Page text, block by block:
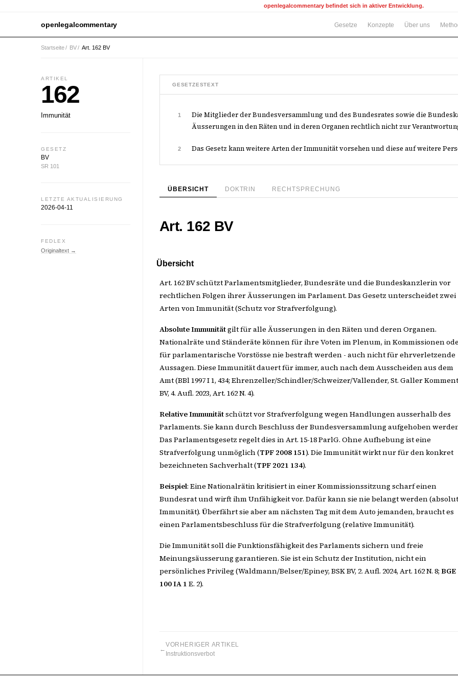
openlegalcommentary befindet sich in aktiver Entwicklung.
openlegalcommentary Gesetze Konzepte Über uns
Startseite/ BV/ Art. 162 BV
ARTIKEL
162
Immunität
GESETZ
BV
SR 101
LETZTE AKTUALISIERUNG
2026-04-11
FEDLEX
Originaltext →
GESETZESTEXT
1
Die Mitglieder der Bundesversammlung und des Bundesrates sowie die
Äusserungen in den Räten und in deren Organen rechtlich nicht zur
2 Das Gesetz kann weitere Arten der Immunität vorsehen und diese auf weitere
ÜBERSICHT DOKTRIN RECHTSPRECHUNG
Art. 162 BV
Übersicht
Art. 162 BV schützt Parlamentsmitglieder, Bundesräte und die Bundeskanzlerin vor
rechtlichen Folgen ihrer Äusserungen im Parlament. Das Gesetz unterscheidet zwei
Arten von Immunität (Schutz vor Strafverfolgung).
Absolute Immunitätgilt für alle Äusserungen in den Räten und deren Organen.
Nationalräte und Ständeräte können für ihre Voten im Plenum, in Kommissionen
für parlamentarische Vorstösse nie bestraft werden - auch nicht für ehrverletzende
Aussagen. Diese Immunität dauert für immer, auch nach dem Ausscheiden aus dem
Amt (BBl 1997 I 1, 434; Ehrenzeller/Schindler/Schweizer/Vallender, St. Galler
BV, 4. Aufl. 2023, Art. 162 N. 4).
Relative Immunitätschützt vor Strafverfolgung wegen Handlungen ausserhalb des
Parlaments. Sie kann durch Beschluss der Bundesversammlung aufgehoben
Das Parlamentsgesetz regelt dies in Art. 15-18 ParlG. Ohne Aufhebung ist eine
Strafverfolgung unmöglich (TPF 2008 151). Die Immunität wirkt nur für den konkret
bezeichneten Sachverhalt (TPF 2021 134).
Beispiel: Eine Nationalrätin kritisiert in einer Kommissionssitzung scharf einen
Bundesrat und wirft ihm Unfähigkeit vor. Dafür kann sie nie belangt werden
Immunität). Überfährt sie aber am nächsten Tag mit dem Auto jemanden, braucht es
einen Parlamentsbeschluss für die Strafverfolgung (relative Immunität).
Die Immunität soll die Funktionsfähigkeit des Parlaments sichern und freie
Meinungsäusserung garantieren. Sie ist ein Schutz der Institution, nicht ein
persönliches Privileg (Waldmann/Belser/Epiney, BSK BV, 2. Aufl. 2024, Art. 162 N. 8; BGE
100 IA 1 E. 2).
←
VORHERIGER ARTIKEL
Instruktionsverbot